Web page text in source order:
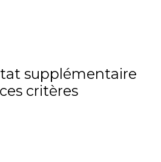
supplémentaire
critères